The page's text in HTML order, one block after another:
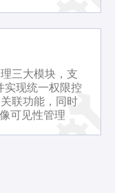
三大模块，支
实现统一权限控
联功能，同时
可见性管理